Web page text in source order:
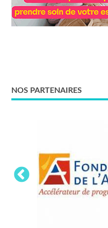
NOS PARTENAIRES